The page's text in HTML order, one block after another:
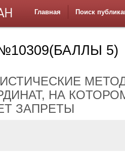
Главная Поиск
5)
НА
ЗАПРЕТЫ